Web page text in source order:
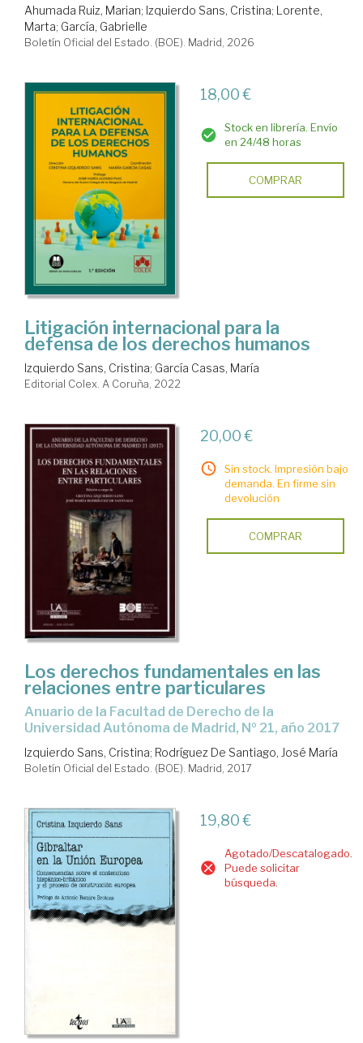
Ahumada Ruiz, Marian; Izquierdo Sans, Cristina; Lorente,
Marta; García, Gabrielle
Boletín Oficial del Estado. (BOE). Madrid, 2026
18,00 €
Stock en librería. Envío
en 24/48 horas
COMPRAR
Litigación internacional para la
defensa de los derechos humanos
Izquierdo Sans, Cristina; García Casas, María
Editorial Colex. A Coruña, 2022
20,00 €
Sin stock. Impresión bajo
demanda. En firme sin
devolución
COMPRAR
Los derechos fundamentales en las
relaciones entre particulares
Anuario de la Facultad de Derecho de la
Universidad Autónoma de Madrid, Nº 21, año 2017
Izquierdo Sans, Cristina; Rodríguez De Santiago, José María
Boletín Oficial del Estado. (BOE). Madrid, 2017
19,80 €
Agotado/Descatalogado.
Puede solicitar
búsqueda.